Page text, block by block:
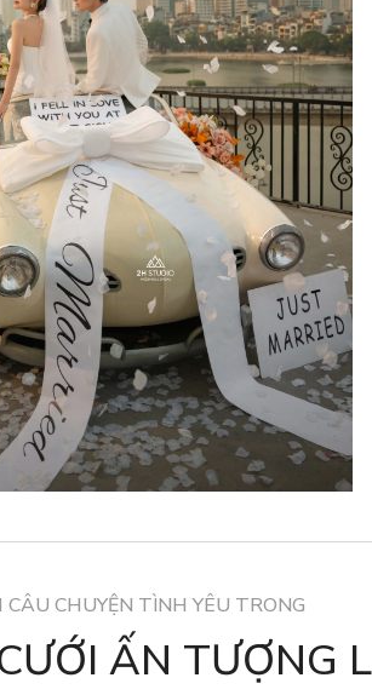
MARRIED IN THE SKYLINE
CHUYỆN TÌNH YÊU TRONG
ẤN TƯỢNG